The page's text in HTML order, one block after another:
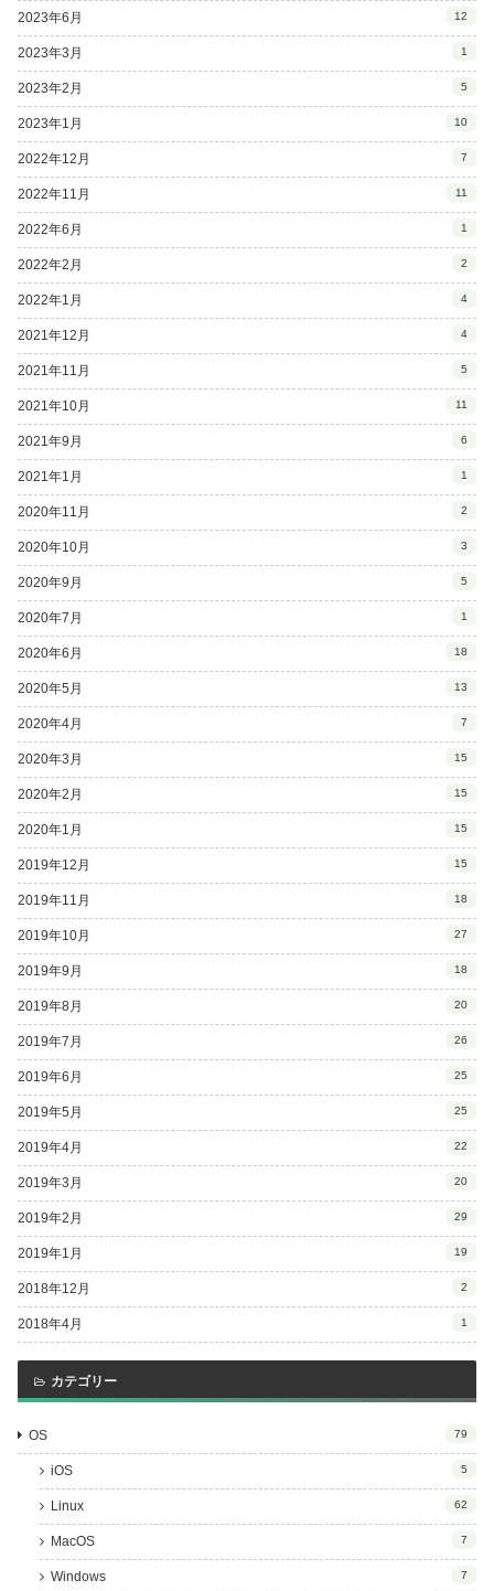
2023年6月 12
2023年3月 1
2023年2月 5
2023年1月 10
2022年12月 7
2022年11月 11
2022年6月 1
2022年2月 2
2022年1月 4
2021年12月 4
2021年11月 5
2021年10月 11
2021年9月 6
2021年1月 1
2020年11月 2
2020年10月 3
2020年9月 5
2020年7月 1
2020年6月 18
2020年5月 13
2020年4月 7
2020年3月 15
2020年2月 15
2020年1月 15
2019年12月 15
2019年11月 18
2019年10月 27
2019年9月 18
2019年8月 20
2019年7月 26
2019年6月 25
2019年5月 25
2019年4月 22
2019年3月 20
2019年2月 29
2019年1月 19
2018年12月 2
2018年4月 1
カテゴリー
OS 79
iOS 5
Linux 62
MacOS 7
Windows 7